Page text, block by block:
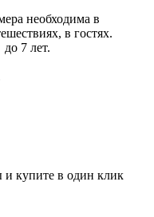
необходима в
в гостях.
7 лет.
и купите в один клик